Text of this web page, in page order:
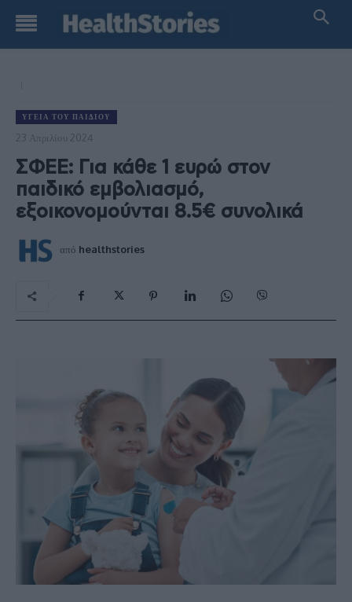
ΥΓΕΊΑ ΤΟΥ ΠΑΙΔΙΟΎ
23 Απριλίου 2024
ΣΦΕΕ: Για κάθε 1 ευρώ στον
παιδικό εμβολιασμό,
εξοικονομούνται 8.5€ συνολικά
από healthstories